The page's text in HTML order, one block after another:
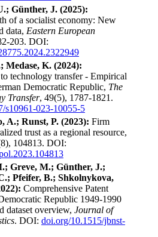
Günther, J. (2025):
of a socialist economy: New
data, Eastern European
203. DOI:
K. (2024):
technology transfer - Empirical
Democratic Republic, The
Transfer, 49(5), 1787-1821.
s10961-023-10055-5
A.; Runst, P. (2023): Firm
trust as a regional resource,
104813. DOI:
Greve, M.; Günther, J.;
Pfeifer, B.; Shkolnykova,
Comprehensive Patent
Republic 1949-1990
dataset overview, Journal of
. DOI: doi.org/10.1515/jbnst-